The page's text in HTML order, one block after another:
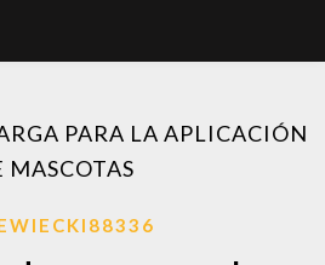
PARA LA APLICACIÓN
MASCOTAS